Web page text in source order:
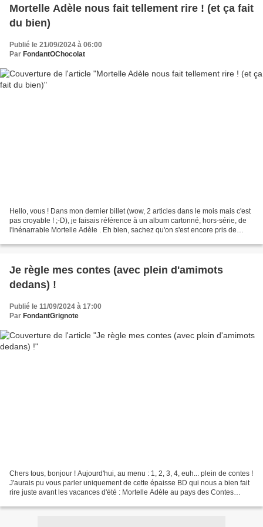
Mortelle Adèle nous fait tellement rire ! (et ça fait
du bien)
Publié le 21/09/2024 à 06:00
Par FondantOChocolat
Hello, vous ! Dans mon dernier billet (wow, 2 articles dans le mois mais c'est
pas croyable ! ;-D), je faisais référence à un album cartonné, hors-série, de
l'inénarrable Mortelle Adèle . Eh bien, sachez qu'on s'est encore pris de
Je règle mes contes (avec plein d'amimots
dedans) !
Publié le 11/09/2024 à 17:00
Par FondantGrignote
Chers tous, bonjour ! Aujourd'hui, au menu : 1, 2, 3, 4, euh... plein de contes !
J'aurais pu vous parler uniquement de cette épaisse BD qui nous a bien fait
rire juste avant les vacances d'été : Mortelle Adèle au pays des Contes